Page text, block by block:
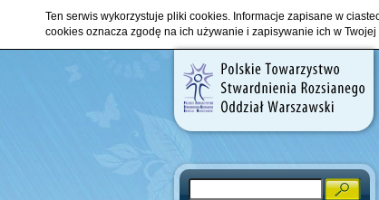
Ten serwis wykorzystuje pliki cookies. Informacje zapisane w
cookies oznacza zgodę na ich używanie i zapisywanie ich w
Search